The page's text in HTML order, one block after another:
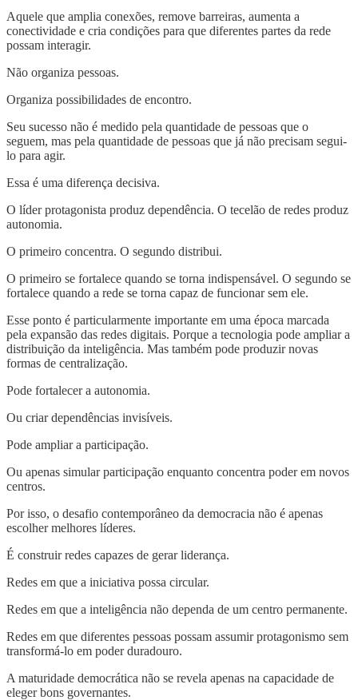
Aquele que amplia conexões, remove barreiras, aumenta a
conectividade e cria condições para que diferentes partes da rede
possam interagir.
Não organiza pessoas.
Organiza possibilidades de encontro.
Seu sucesso não é medido pela quantidade de pessoas que o
seguem, mas pela quantidade de pessoas que já não precisam segui-
lo para agir.
Essa é uma diferença decisiva.
O líder protagonista produz dependência. O tecelão de redes produz
autonomia.
O primeiro concentra. O segundo distribui.
O primeiro se fortalece quando se torna indispensável. O segundo se
fortalece quando a rede se torna capaz de funcionar sem ele.
Esse ponto é particularmente importante em uma época marcada
pela expansão das redes digitais. Porque a tecnologia pode ampliar a
distribuição da inteligência. Mas também pode produzir novas
formas de centralização.
Pode fortalecer a autonomia.
Ou criar dependências invisíveis.
Pode ampliar a participação.
Ou apenas simular participação enquanto concentra poder em novos
centros.
Por isso, o desafio contemporâneo da democracia não é apenas
escolher melhores líderes.
É construir redes capazes de gerar liderança.
Redes em que a iniciativa possa circular.
Redes em que a inteligência não dependa de um centro permanente.
Redes em que diferentes pessoas possam assumir protagonismo sem
transformá-lo em poder duradouro.
A maturidade democrática não se revela apenas na capacidade de
eleger bons governantes.